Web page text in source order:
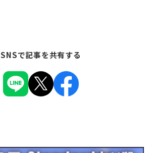
SNSで記事を共有する